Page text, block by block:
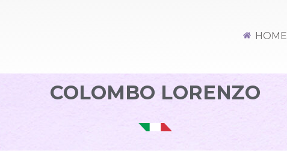
HOME
COLOMBO LORENZO